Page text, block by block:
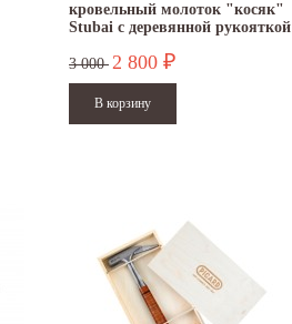
кровельный молоток "косяк"
Stubai с деревянной рукояткой
3 000 2 800 ₽